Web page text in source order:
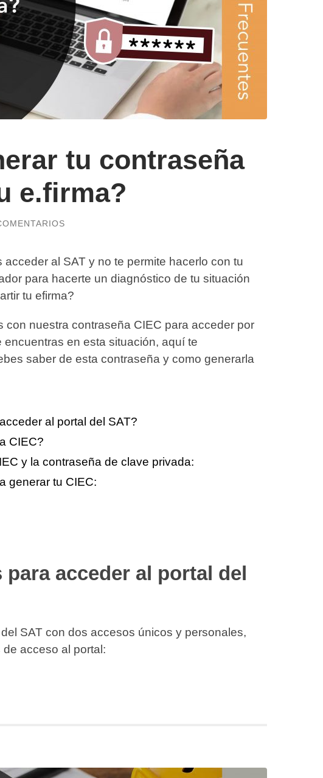
tu contraseña
e.firma?
al SAT y no te permite hacerlo con tu
para hacerte un diagnóstico de tu situación
tu efirma?
con nuestra contraseña CIEC para acceder por
encuentras en esta situación, aquí te
saber de esta contraseña y como generarla
al portal del SAT?
CIEC?
y la contraseña de clave privada:
generar tu CIEC:
para acceder al portal del
SAT con dos accesos únicos y personales,
acceso al portal: